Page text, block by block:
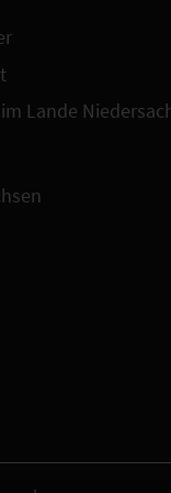
Lande